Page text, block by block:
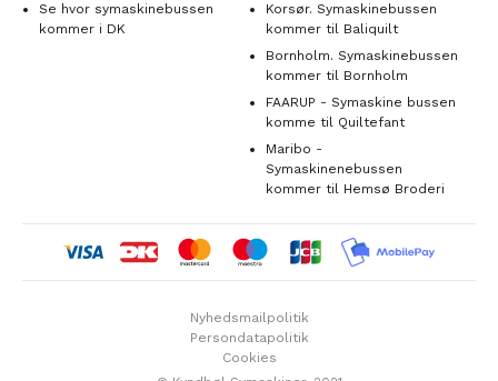
Se hvor symaskinebussen
kommer i DK
Korsør. Symaskinebussen
kommer til Baliquilt
Bornholm. Symaskinebussen
kommer til Bornholm
FAARUP - Symaskine bussen
komme til Quiltefant
Maribo -
Symaskinenebussen
kommer til Hemsø Broderi
Nyhedsmailpolitik
Persondatapolitik
Cookies